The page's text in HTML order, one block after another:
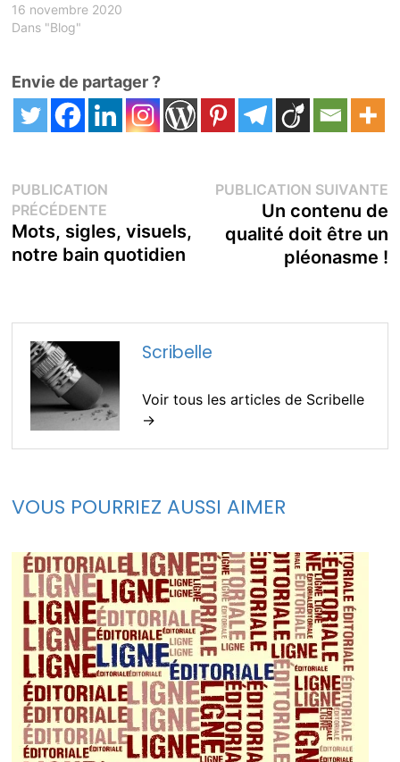
16 novembre 2020
Dans "Blog"
Envie de partager ?
Navigation
de
l’article
PUBLICATION
PRÉCÉDENTE
précédente :
Mots, sigles, visuels,
notre bain quotidien
PUBLICATION SUIVANTE
Un contenu de
qualité doit être un
pléonasme !
Scribelle
Voir tous les articles de Scribelle
→
VOUS POURRIEZ AUSSI AIMER